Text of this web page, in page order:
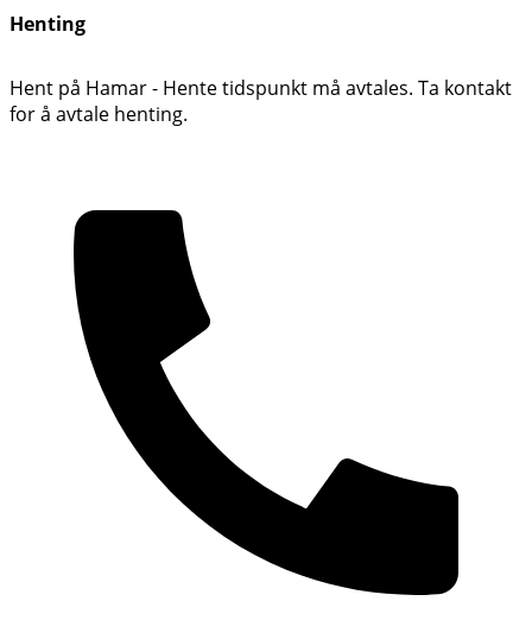
Henting
Hent på Hamar - Hente tidspunkt må avtales. Ta kontakt
for å avtale henting.